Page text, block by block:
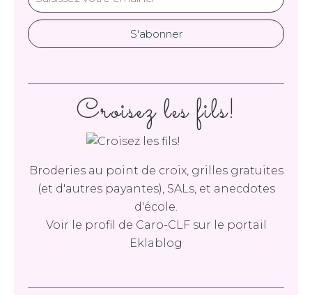
Croisez les fils!
Broderies au point de croix, grilles gratuites
(et d'autres payantes), SALs, et anecdotes
d'école.
Voir le profil de Caro-CLFsur le portail
Eklablog